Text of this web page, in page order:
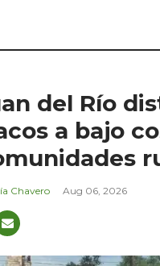
del Río
a bajo
Chavero Aug 06, 2026